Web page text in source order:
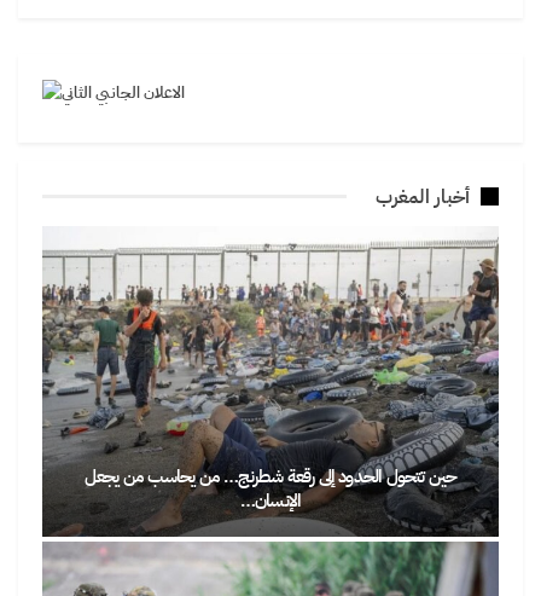
أخبار المغرب
حين تتحول الحدود إلى رقعة شطرنج… من يحاسب من يجعل
الإنسان…
الرباط